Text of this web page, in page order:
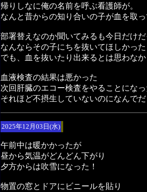
帰りしなに俺の名前を呼ぶ看護師が。
なんと昔からの知り合いの子が血を取
部署替えなのか聞いてみるも今日だけ
なんならその子にちを抜いてほしかっ
でも、血を抜いたり出来るとは思わな
血液検査の結果は悪かった
次回肝臓のエコー検査をやることにな
それほど不摂生していないのになんで
2025年12月03日(水)
午前中は暖かかったが
昼から気温がどんどん下がり
夕方からは吹雪になった！
物置の窓とドアにビニールを貼り